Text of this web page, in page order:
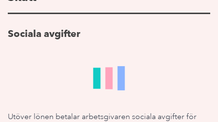
Sociala avgifter
Utöver lönen betalar arbetsgivaren sociala avgifter för